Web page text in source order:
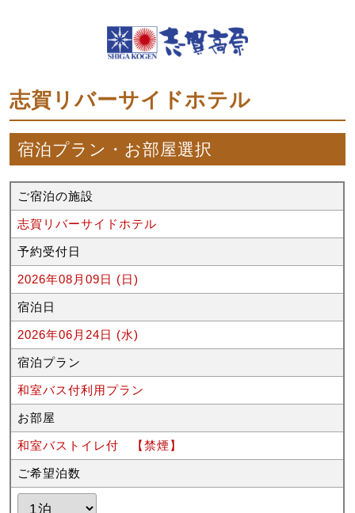
志賀リバーサイドホテル
宿泊プラン・お部屋選択
ご宿泊の施設
志賀リバーサイドホテル
予約受付日
2026年08月09日 (日)
宿泊日
2026年06月24日 (水)
宿泊プラン
和室バス付利用プラン
お部屋
和室バストイレ付 【禁煙】
ご希望泊数